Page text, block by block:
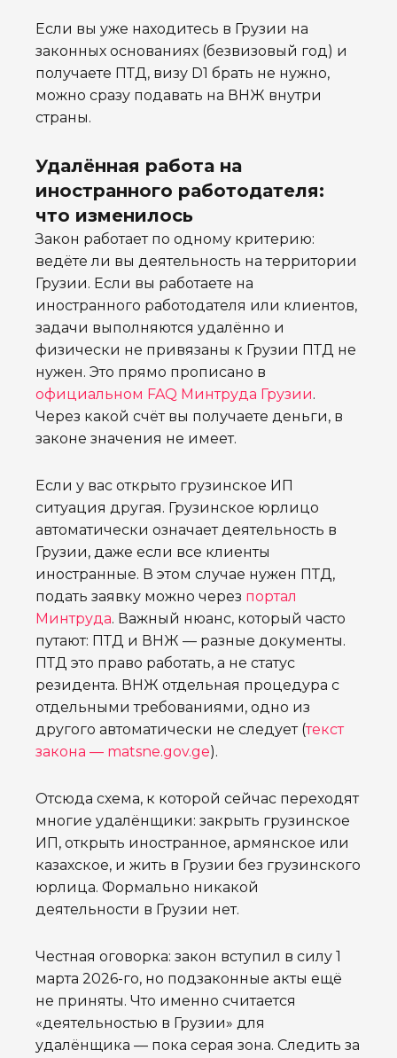
Если вы уже находитесь в Грузии на
законных основаниях (безвизовый год) и
получаете ПТД, визу D1 брать не нужно,
можно сразу подавать на ВНЖ внутри
страны.
Удалённая работа на
иностранного работодателя:
что изменилось
Закон работает по одному критерию:
ведёте ли вы деятельность на территории
Грузии. Если вы работаете на
иностранного работодателя или клиентов,
задачи выполняются удалённо и
физически не привязаны к Грузии ПТД не
нужен. Это прямо прописано в
официальном FAQ Минтруда Грузии.
Через какой счёт вы получаете деньги, в
законе значения не имеет.
Если у вас открыто грузинское ИП
ситуация другая. Грузинское юрлицо
автоматически означает деятельность в
Грузии, даже если все клиенты
иностранные. В этом случае нужен ПТД,
подать заявку можно через портал
Минтруда. Важный нюанс, который часто
путают: ПТД и ВНЖ — разные документы.
ПТД это право работать, а не статус
резидента. ВНЖ отдельная процедура с
отдельными требованиями, одно из
другого автоматически не следует (текст
закона — matsne.gov.ge).
Отсюда схема, к которой сейчас переходят
многие удалёнщики: закрыть грузинское
ИП, открыть иностранное, армянское или
казахское, и жить в Грузии без грузинского
юрлица. Формально никакой
деятельности в Грузии нет.
Честная оговорка: закон вступил в силу 1
марта 2026-го, но подзаконные акты ещё
не приняты. Что именно считается
«деятельностью в Грузии» для
удалёнщика — пока серая зона. Следить за